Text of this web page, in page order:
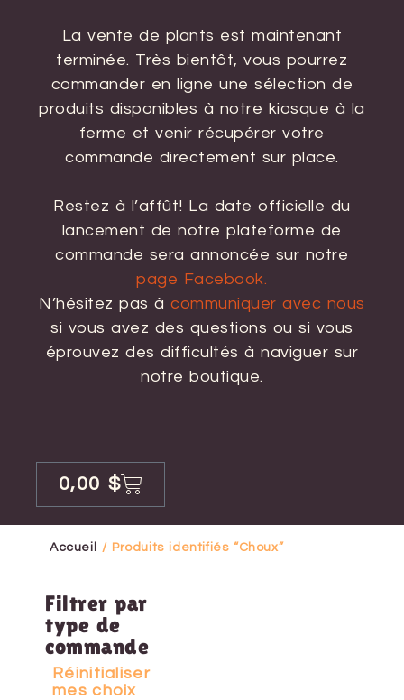
La vente de plants est maintenant
terminée. Très bientôt, vous pourrez
commander en ligne une sélection de
produits disponibles à notre kiosque à la
ferme et venir récupérer votre
commande directement sur place.
Restez à l’affût! La date officielle du
lancement de notre plateforme de
commande sera annoncée sur notre
page Facebook.
N’hésitez pas àcommuniquer avec nous
si vous avez des questions ou si vous
éprouvez des difficultés à naviguer sur
notre boutique.
0,00 $
Accueil / Produits identifiés “Choux”
Filtrer par
type de
commande
Réinitialiser
mes choix